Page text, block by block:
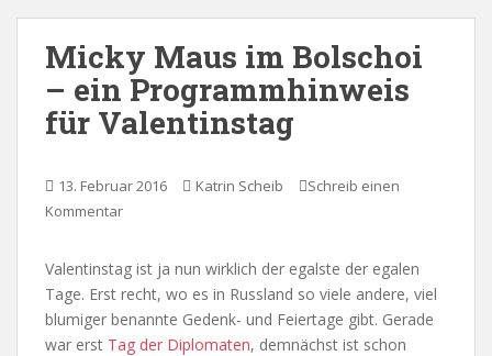
Micky Maus im Bolschoi
– ein Programmhinweis
für Valentinstag
13. Februar 2016 Katrin Scheib
Schreib einen
Kommentar
Valentinstag ist ja nun wirklich der egalste der egalen
Tage. Erst recht, wo es in Russland so viele andere, viel
blumiger benannte Gedenk- und Feiertage gibt. Gerade
war erst Tag der Diplomaten, demnächst ist schon